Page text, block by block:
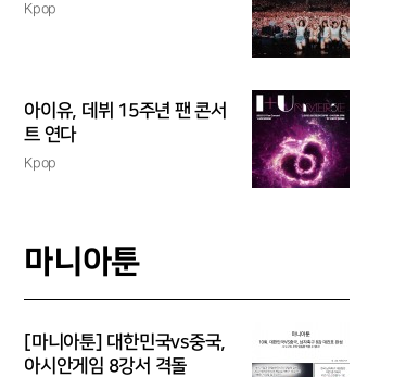
Kpop
아이유, 데뷔 15주년 팬 콘서
트 연다
Kpop
마니아툰
[마니아툰] 대한민국vs중국,
아시안게임 8강서 격돌